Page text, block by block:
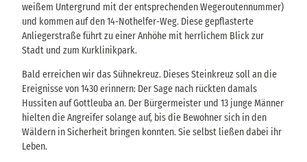
weißem Untergrund mit der entsprechenden Wegeroutennummer)
und kommen auf den 14-Nothelfer-Weg. Diese gepflasterte
Anliegerstraße führt zu einer Anhöhe mit herrlichem Blick zur
Stadt und zum Kurklinikpark.
Bald erreichen wir das Sühnekreuz. Dieses Steinkreuz soll an die
Ereignisse von 1430 erinnern: Der Sage nach rückten damals
Hussiten auf Gottleuba an. Der Bürgermeister und 13 junge Männer
hielten die Angreifer solange auf, bis die Bewohner sich in den
Wäldern in Sicherheit bringen konnten. Sie selbst ließen dabei ihr
Leben.